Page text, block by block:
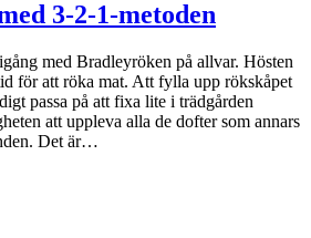
3-2-1-metoden
med Bradleyröken på allvar. Hösten
för att röka mat. Att fylla upp rökskåpet
passa på att fixa lite i trädgården
att uppleva alla de dofter som annars
Det är…